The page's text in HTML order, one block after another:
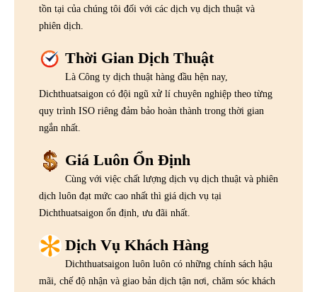
tồn tại của chúng tôi đối với các dịch vụ dịch thuật và
phiên dịch.
Thời Gian Dịch Thuật
Là Công ty dịch thuật hàng đầu hện nay,
Dichthuatsaigon có đội ngũ xử lí chuyên nghiệp theo từng
quy trình ISO riêng đảm bảo hoàn thành trong thời gian
ngắn nhất.
Giá Luôn Ổn Định
Cùng với việc chất lượng dịch vụ dịch thuật và phiên
dịch luôn đạt mức cao nhất thì giá dịch vụ tại
Dichthuatsaigon ổn định, ưu đãi nhất.
Dịch Vụ Khách Hàng
Dichthuatsaigon luôn luôn có những chính sách hậu
mãi, chế độ nhận và giao bản dịch tận nơi, chăm sóc khách